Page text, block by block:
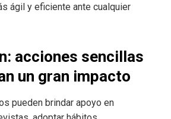
ágil y eficiente ante cualquier
acciones sencillas
un gran impacto
pueden brindar apoyo en